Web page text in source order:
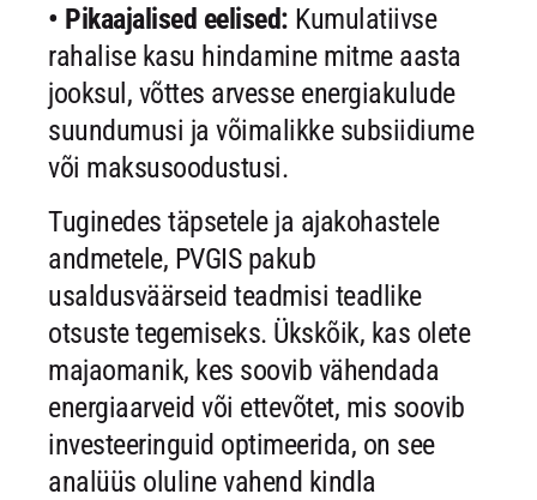
• Pikaajalised eelised: Kumulatiivse
rahalise kasu hindamine mitme aasta
jooksul, võttes arvesse energiakulude
suundumusi ja võimalikke subsiidiume
või maksusoodustusi.
Tuginedes täpsetele ja ajakohastele
andmetele, PVGIS pakub
usaldusväärseid teadmisi teadlike
otsuste tegemiseks. Ükskõik, kas olete
majaomanik, kes soovib vähendada
energiaarveid või ettevõtet, mis soovib
investeeringuid optimeerida, on see
analüüs oluline vahend kindla